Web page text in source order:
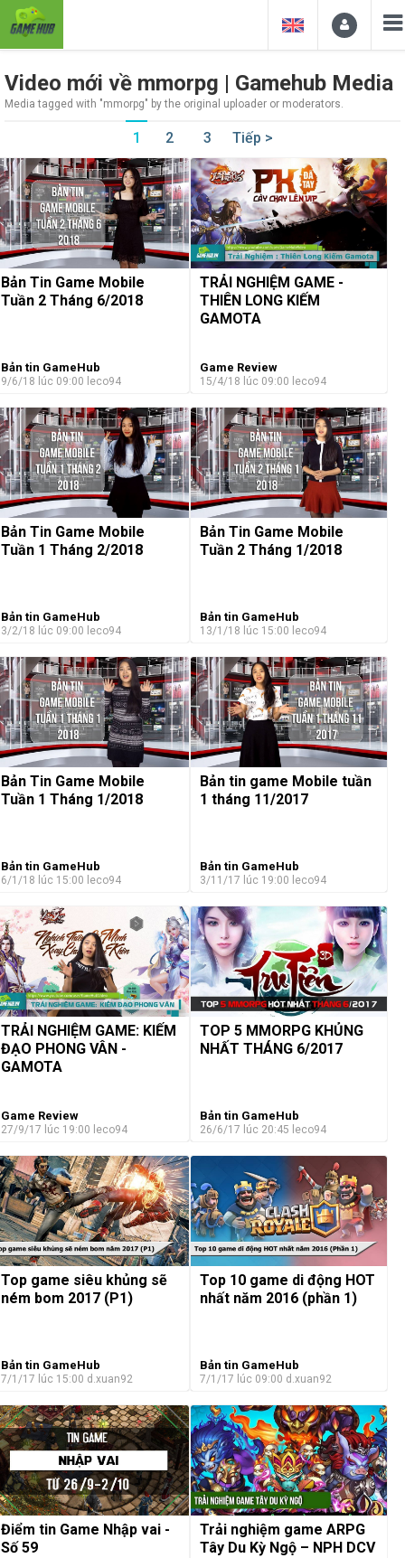
Video mới về mmorpg | Gamehub Media
Media tagged with "mmorpg" by the original uploader or moderators.
1 2 3 Tiếp >
Bản Tin Game Mobile
Tuần 2 Tháng 6/2018
Bản tin GameHub
9/6/18 lúc 09:00 leco94
TRẢI NGHIỆM GAME -
THIÊN LONG KIẾM
GAMOTA
Game Review
15/4/18 lúc 09:00 leco94
Bản Tin Game Mobile
Tuần 1 Tháng 2/2018
Bản tin GameHub
3/2/18 lúc 09:00 leco94
Bản Tin Game Mobile
Tuần 2 Tháng 1/2018
Bản tin GameHub
13/1/18 lúc 15:00 leco94
Bản Tin Game Mobile
Tuần 1 Tháng 1/2018
Bản tin GameHub
6/1/18 lúc 15:00 leco94
Bản tin game Mobile tuần
1 tháng 11/2017
Bản tin GameHub
3/11/17 lúc 19:00 leco94
TRẢI NGHIỆM GAME: KIẾM
ĐẠO PHONG VÂN -
GAMOTA
Game Review
27/9/17 lúc 19:00 leco94
TOP 5 MMORPG KHỦNG
NHẤT THÁNG 6/2017
Bản tin GameHub
26/6/17 lúc 20:45 leco94
Top game siêu khủng sẽ
ném bom 2017 (P1)
Bản tin GameHub
7/1/17 lúc 15:00 d.xuan92
Top 10 game di động HOT
nhất năm 2016 (phần 1)
Bản tin GameHub
7/1/17 lúc 09:00 d.xuan92
Điểm tin Game Nhập vai -
Số 59
Trải nghiệm game ARPG
Tây Du Kỳ Ngộ – NPH DCV